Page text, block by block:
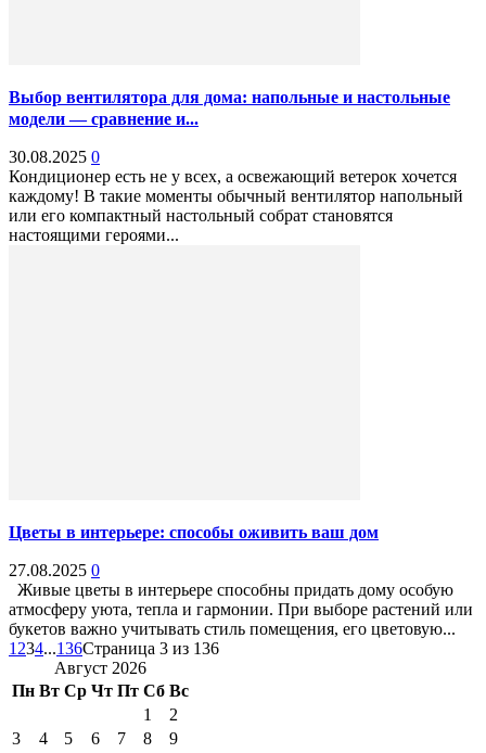
Выбор вентилятора для дома: напольные и настольные
модели — сравнение и...
30.08.2025 0
Кондиционер есть не у всех, а освежающий ветерок хочется
каждому! В такие моменты обычный вентилятор напольный
или его компактный настольный собрат становятся
настоящими героями...
Цветы в интерьере: способы оживить ваш дом
27.08.2025 0
Живые цветы в интерьере способны придать дому особую
атмосферу уюта, тепла и гармонии. При выборе растений или
букетов важно учитывать стиль помещения, его цветовую...
1 234...136Страница 3 из 136
Август 2026
Пн Вт Ср Чт Пт Сб Вс
1
2
3
4 5 6 7 8
9